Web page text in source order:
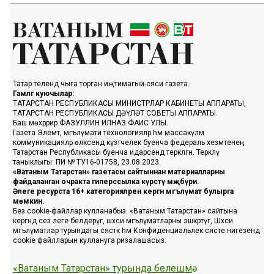
Татар телендә чыга торган иҗтимагый-сәяси газета.
Гамәлгә куючылар:
ТАТАРСТАН РЕСПУБЛИКАСЫ МИНИСТРЛАР КАБИНЕТЫ АППАРАТЫ,
ТАТАРСТАН РЕСПУБЛИКАСЫ ДӘҮЛӘТ СОВЕТЫ АППАРАТЫ.
Баш мөхәррир ФАЗУЛЛИН ИЛНАЗ ФАИС УЛЫ.
Газета Элемтә, мәгълүмати технологияләр һәм массакүләм
коммуникацияләр өлкәсендә күзәтчелек буенча федераль хезмәтенең
Татарстан Республикасы буенча идарәсендә теркәлгән. Теркәлү
таныклыгы: ПИ № ТУ16-01758, 23.08.2023.
«Ватаным Татарстан» газетасы сайтыннан материалларны
файдаланган очракта гиперссылка күрсәтү мәҗбүри.
Әлеге ресурста 16+ категорияләренә кергән мәгълүмат булырга
мөмкин.
Без cookie-файллар кулланабыз. «Ватаным Татарстан» сайтына
кергәндә сез әлеге белдерүгә, шәхси мәгълүматларны эшкәртүгә, Шәхси
мәгълүматлар турындагы сәясәткә һәм Конфиденциальлек сәясәте нигезендә
cookie файлларын куллануга ризалашасыз.
«Ватаным Татарстан» турында белешмә